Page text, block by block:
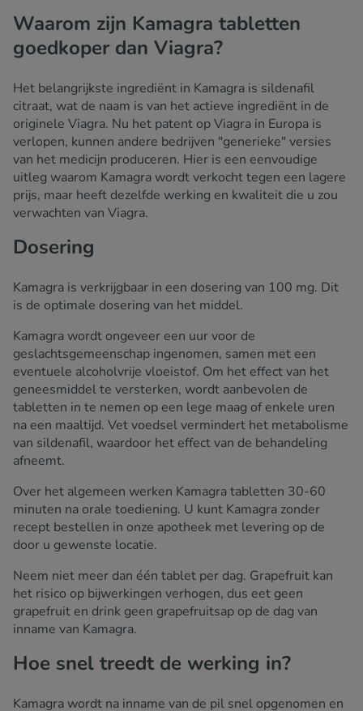
Waarom zijn Kamagra tabletten
goedkoper dan Viagra?
Het belangrijkste ingrediënt in Kamagra is sildenafil
citraat, wat de naam is van het actieve ingrediënt in de
originele Viagra. Nu het patent op Viagra in Europa is
verlopen, kunnen andere bedrijven "generieke" versies
van het medicijn produceren. Hier is een eenvoudige
uitleg waarom Kamagra wordt verkocht tegen een lagere
prijs, maar heeft dezelfde werking en kwaliteit die u zou
verwachten van Viagra.
Dosering
Kamagra is verkrijgbaar in een dosering van 100 mg. Dit
is de optimale dosering van het middel.
Kamagra wordt ongeveer een uur voor de
geslachtsgemeenschap ingenomen, samen met een
eventuele alcoholvrije vloeistof. Om het effect van het
geneesmiddel te versterken, wordt aanbevolen de
tabletten in te nemen op een lege maag of enkele uren
na een maaltijd. Vet voedsel vermindert het metabolisme
van sildenafil, waardoor het effect van de behandeling
afneemt.
Over het algemeen werken Kamagra tabletten 30-60
minuten na orale toediening. U kunt Kamagra zonder
recept bestellen in onze apotheek met levering op de
door u gewenste locatie.
Neem niet meer dan één tablet per dag. Grapefruit kan
het risico op bijwerkingen verhogen, dus eet geen
grapefruit en drink geen grapefruitsap op de dag van
inname van Kamagra.
Hoe snel treedt de werking in?
Kamagra wordt na inname van de pil snel opgenomen en